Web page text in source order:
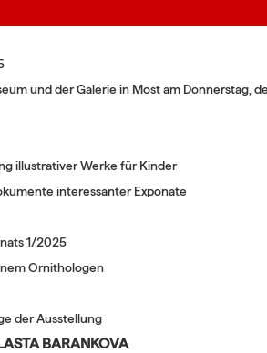
und der Galerie in Most am Donnerstag,
illustrativer Werke für Kinder
interessanter Exponate
1/2025
Ornithologen
der Ausstellung
BARANKOVA